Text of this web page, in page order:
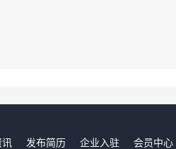
讯 发布简历 企业入驻 会员中心